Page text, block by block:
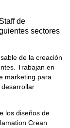
de
sectores
de la creación
Trabajan en
marketing para
los diseños de
Crean